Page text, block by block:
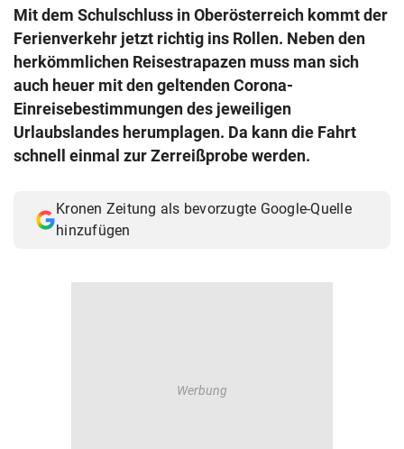
search
eingeben
© Krone Multimedia GmbH & Co KG 2026
Muthgasse 2, 1190 Wien
Mit dem Schulschluss in Oberösterreich kommt der
Ferienverkehr jetzt richtig ins Rollen. Neben den
herkömmlichen Reisestrapazen muss man sich
auch heuer mit den geltenden Corona-
Einreisebestimmungen des jeweiligen
Urlaubslandes herumplagen. Da kann die Fahrt
schnell einmal zur Zerreißprobe werden.
Kronen Zeitung als bevorzugte Google-Quelle
hinzufügen